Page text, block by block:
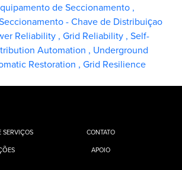
de Seccionamento ,
- Chave de Distribuiçao
Reliability , Grid Reliability , Self-
Automation , Underground
Restoration , Grid Resilience
SERVIÇOS
CONTATO
APOIO